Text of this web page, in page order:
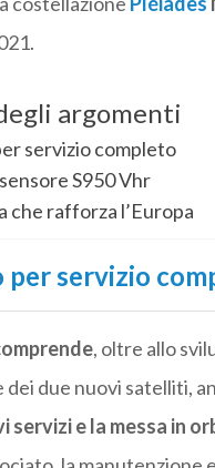
argomenti
servizio completo
S950 Vhr
che rafforza l’Europa
per servizio
, oltre allo
due nuovi satelliti,
servizi e la messa in